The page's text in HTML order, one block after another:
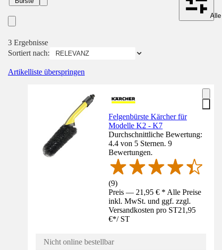
3 Ergebnisse
Sortiert nach:
Artikelliste überspringen
Felgenbürste Kärcher für
Modelle K2 - K7
Durchschnittliche Bewertung:
4.4 von 5 Sternen. 9
Bewertungen.
(9)
Preis — 21,95 € * Alle Preise
inkl. MwSt. und ggf. zzgl.
Versandkosten pro ST21,95
€*/ ST
Nicht online bestellbar